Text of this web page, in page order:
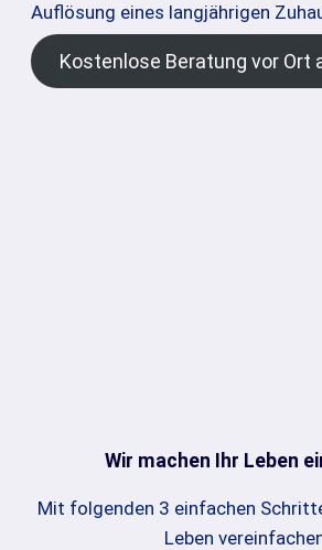
Auflösung eines langjährigen
Kostenlose Beratung vor Ort
Wir machen Ihr Leben
Mit folgenden 3 einfachen
Leben